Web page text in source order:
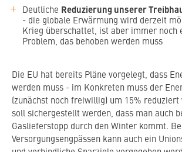
Deutliche Reduzierung unserer
- die globale Erwärmung wird derzeit
Krieg überschattet, ist aber immer noch
Problem, das behoben werden muss
Die EU hat bereits Pläne vorgelegt, dass
werden muss - im Konkreten muss der
(zunächst noch freiwillig) um 15%
soll sichergestellt werden, dass man auch
Gaslieferstopp durch den Winter kommt.
Versorgungsengpässen kann auch ein